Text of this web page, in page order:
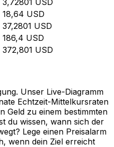
3,72801 USD
18,64 USD
37,2801 USD
186,4 USD
372,801 USD
Unser Live-Diagramm
Echtzeit-Mittelkursraten
Geld zu einem bestimmten
du wissen, wann sich der
Lege einen Preisalarm
wenn dein Ziel erreicht